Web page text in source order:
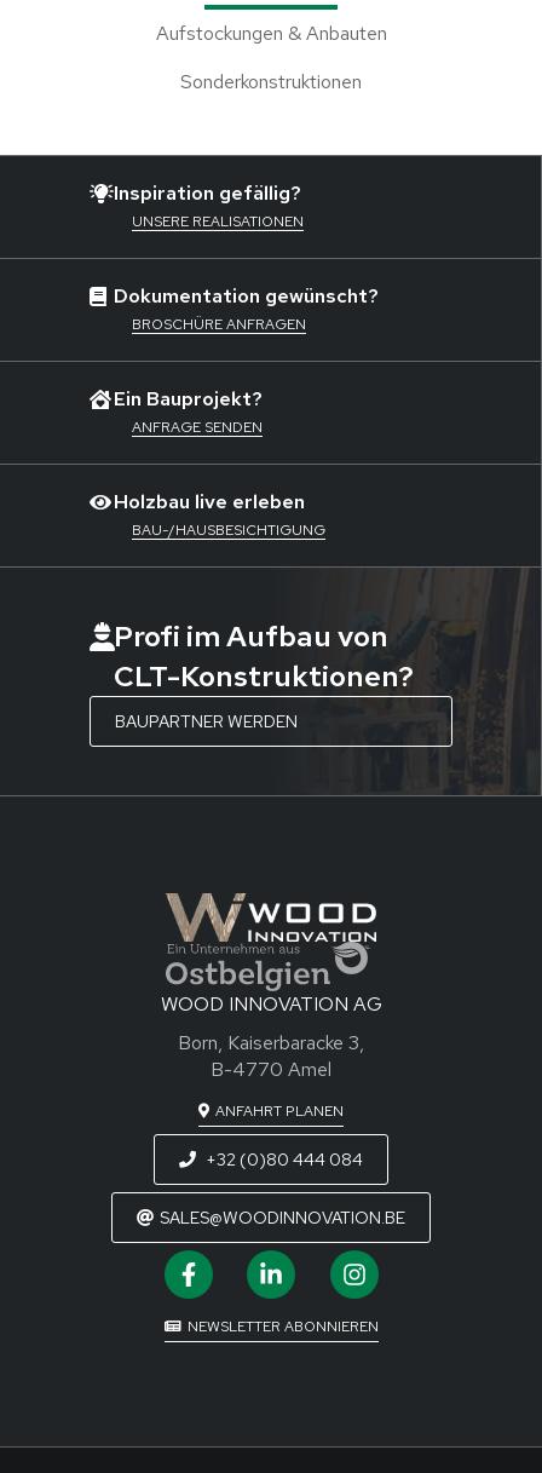
Aufstockungen & Anbauten
Sonder​konstruktionen
Inspiration gefällig?
UNSERE REALISATIONEN
Dokumentation gewünscht?
BROSCHÜRE ANFRAGEN
Ein Bauprojekt?
ANFRAGE SENDEN
Holzbau live erleben
BAU-/HAUSBESICHTIGUNG
Profi im Aufbau von
CLT-Konstruktionen?
BAUPARTNER WERDEN
WOOD INNOVATION AG
Born, Kaiserbaracke 3,
B-4770 Amel
ANFAHRT PLANEN
+32 (0)80 444 084
SALES@WOODINNOVATION.BE
NEWSLETTER ABONNIEREN